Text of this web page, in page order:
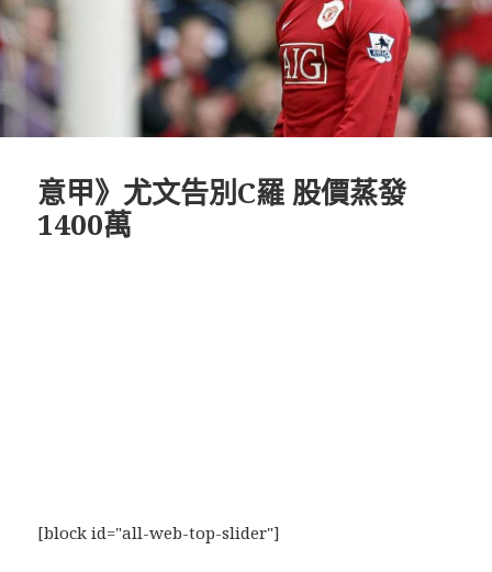
意甲》尤文告別C羅 股價蒸發
1400萬
[block id="all-web-top-slider"]